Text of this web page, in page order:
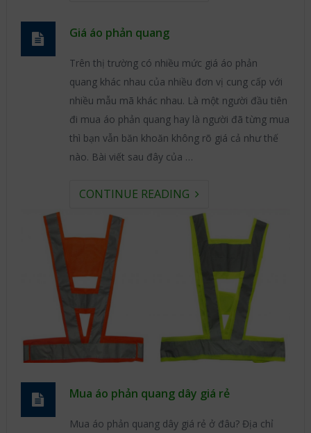
Giá áo phản quang
Trên thị trường có nhiều mức giá áo phản
quang khác nhau của nhiều đơn vị cung cấp với
nhiều mẫu mã khác nhau. Là một người đầu tiên
đi mua áo phản quang hay là người đã từng mua
thì bạn vẫn băn khoăn không rõ giá cả như thế
nào. Bài viết sau đây của …
CONTINUE READING
Mua áo phản quang dây giá rẻ
Mua áo phản quang dây giá rẻ ở đâu? Địa chỉ